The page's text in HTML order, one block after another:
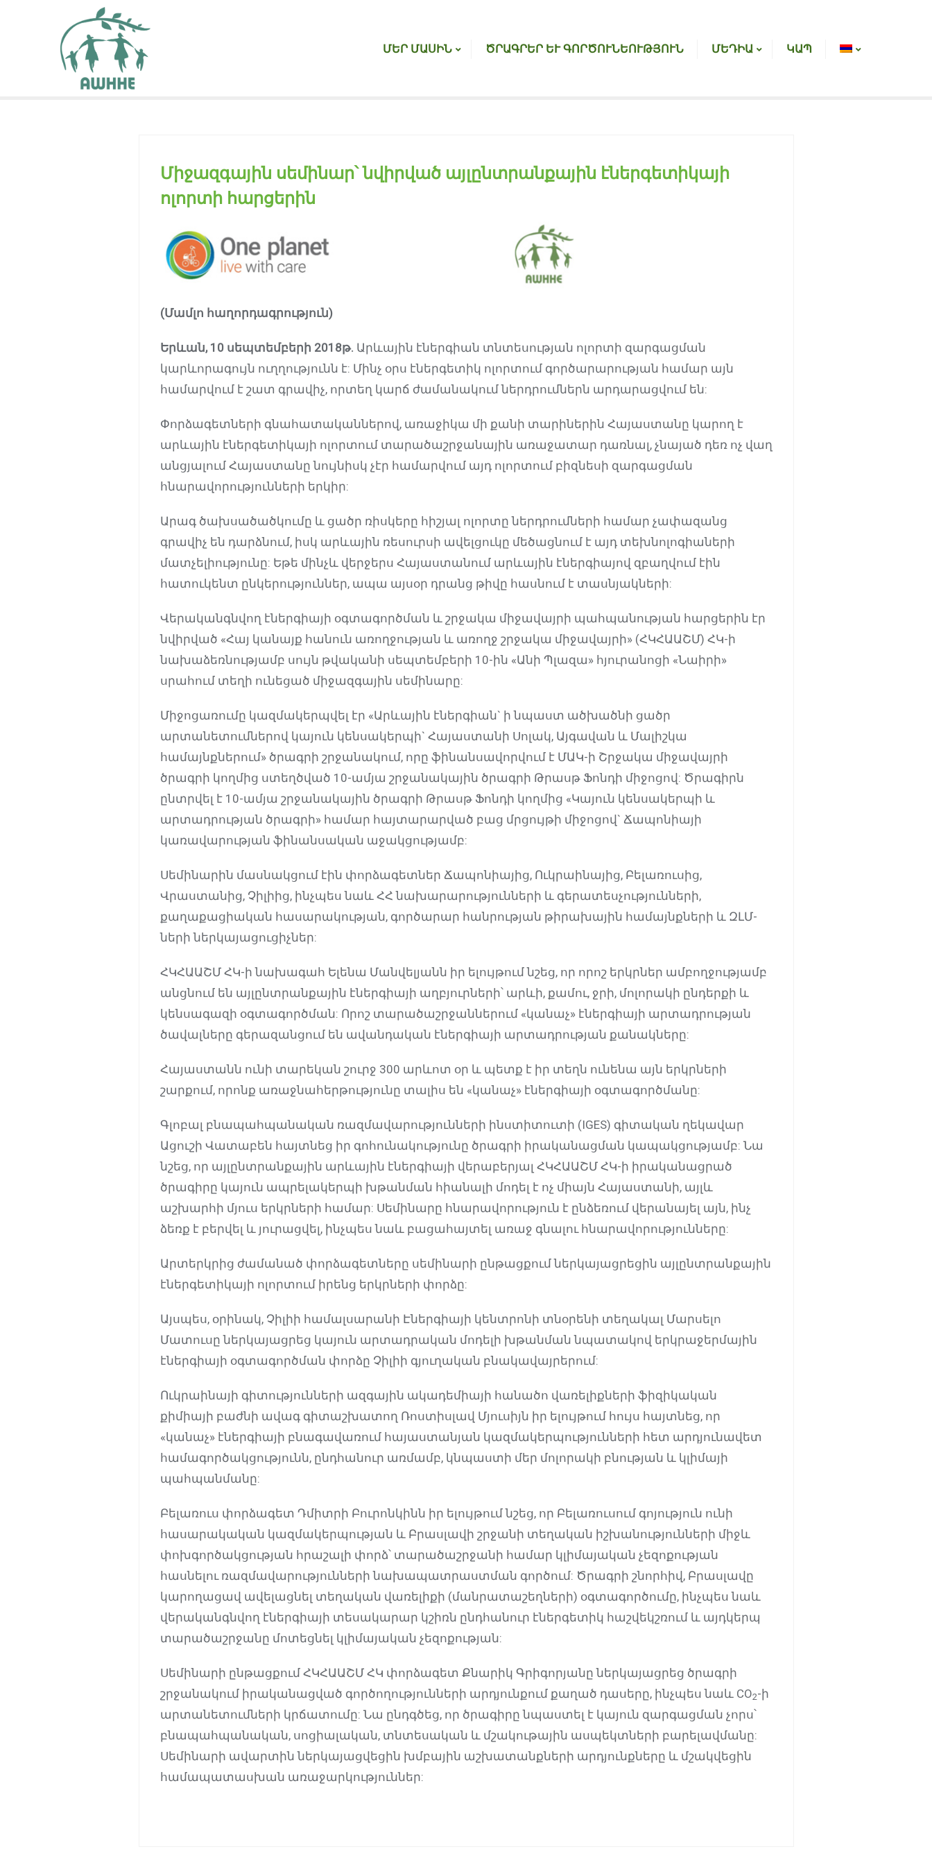
ՄԵՐ ՄԱՍԻՆ ԾՐԱԳՐԵՐ ԵՒ ԳՈՐԾՈՒՆԵՈՒԹՅՈՒՆ ՄԵԴԻԱ ԿԱՊ
Միջազգային սեմինար՝ նվիրված այլընտրանքային էներգետիկայի
ոլորտի հարցերին
(Մամլո հաղորդագրություն)
Երևան, 10 սեպտեմբերի 2018թ. Արևային էներգիան տնտեսության ոլորտի զարգացման
կարևորագույն ուղղությունն է: Մինչ օրս էներգետիկ ոլորտում գործարարության համար այն
համարվում է շատ գրավիչ, որտեղ կարճ ժամանակում ներդրումներն արդարացվում են:
Փորձագետների գնահատականներով, առաջիկա մի քանի տարիներին Հայաստանը կարող է
արևային էներգետիկայի ոլորտում տարածաշրջանային առաջատար դառնալ, չնայած դեռ ոչ վաղ
անցյալում Հայաստանը նույնիսկ չէր համարվում այդ ոլորտում բիզնեսի զարգացման
հնարավորությունների երկիր:
Արագ ծախսածածկումը և ցածր ռիսկերը հիշյալ ոլորտը ներդրումների համար չափազանց
գրավիչ են դարձնում, իսկ արևային ռեսուրսի ավելցուկը մեծացնում է այդ տեխնոլոգիաների
մատչելիությունը: Եթե մինչև վերջերս Հայաստանում արևային էներգիայով զբաղվում էին
հատուկենտ ընկերություններ, ապա այսօր դրանց թիվը հասնում է տասնյակների:
Վերականգնվող էներգիայի օգտագործման և շրջակա միջավայրի պահպանության հարցերին էր
նվիրված «Հայ կանայք հանուն առողջության և առողջ շրջակա միջավայրի» (ՀԿՀԱԱՇՄ) ՀԿ-ի
նախաձեռնությամբ սույն թվականի սեպտեմբերի 10-ին «Անի Պլազա» հյուրանոցի «Նաիրի»
սրահում տեղի ունեցած միջազգային սեմինարը:
Միջոցառումը կազմակերպվել էր «Արևային էներգիան` ի նպաստ ածխածնի ցածր
արտանետումներով կայուն կենսակերպի` Հայաստանի Սոլակ, Այգավան և Մալիշկա
համայնքներում» ծրագրի շրջանակում, որը ֆինանսավորվում է ՄԱԿ-ի Շրջակա միջավայրի
ծրագրի կողմից ստեղծված 10-ամյա շրջանակային ծրագրի Թրասթ Ֆոնդի միջոցով: Ծրագիրն
ընտրվել է 10-ամյա շրջանակային ծրագրի Թրասթ Ֆոնդի կողմից «Կայուն կենսակերպի և
արտադրության ծրագրի» համար հայտարարված բաց մրցույթի միջոցով` Ճապոնիայի
կառավարության ֆինանսական աջակցությամբ:
Սեմինարին մասնակցում էին փորձագետներ Ճապոնիայից, Ուկրաինայից, Բելառուսից,
Վրաստանից, Չիլիից, ինչպես նաև ՀՀ նախարարությունների և գերատեսչությունների,
քաղաքացիական հասարակության, գործարար հանրության թիրախային համայնքների և ԶԼՄ-
ների ներկայացուցիչներ:
ՀԿՀԱԱՇՄ ՀԿ-ի նախագահ Ելենա Մանվելյանն իր ելույթում նշեց, որ որոշ երկրներ ամբողջությամբ
անցնում են այլընտրանքային էներգիայի աղբյուրների՝ արևի, քամու, ջրի, մոլորակի ընդերքի և
կենսագազի օգտագործման: Որոշ տարածաշրջաններում «կանաչ» էներգիայի արտադրության
ծավալները գերազանցում են ավանդական էներգիայի արտադրության քանակները:
Հայաստանն ունի տարեկան շուրջ 300 արևոտ օր և պետք է իր տեղն ունենա այն երկրների
շարքում, որոնք առաջնահերթությունը տալիս են «կանաչ» էներգիայի օգտագործմանը:
Գլոբալ բնապահպանական ռազմավարությունների ինստիտուտի (IGES) գիտական ղեկավար
Ացուշի Վատաբեն հայտնեց իր գոհունակությունը ծրագրի իրականացման կապակցությամբ: Նա
նշեց, որ այլընտրանքային արևային էներգիայի վերաբերյալ ՀԿՀԱԱՇՄ ՀԿ-ի իրականացրած
ծրագիրը կայուն ապրելակերպի խթանման հիանալի մոդել է ոչ միայն Հայաստանի, այլև
աշխարհի մյուս երկրների համար: Սեմինարը հնարավորություն է ընձեռում վերանայել այն, ինչ
ձեռք է բերվել և յուրացվել, ինչպես նաև բացահայտել առաջ գնալու հնարավորությունները:
Արտերկրից ժամանած փորձագետները սեմինարի ընթացքում ներկայացրեցին այլընտրանքային
էներգետիկայի ոլորտում իրենց երկրների փորձը:
Այսպես, օրինակ, Չիլիի համալսարանի Էներգիայի կենտրոնի տնօրենի տեղակալ Մարսելո
Մատուսը ներկայացրեց կայուն արտադրական մոդելի խթանման նպատակով երկրաջերմային
էներգիայի օգտագործման փորձը Չիլիի գյուղական բնակավայրերում:
Ուկրաինայի գիտությունների ազգային ակադեմիայի հանածո վառելիքների ֆիզիկական
քիմիայի բաժնի ավագ գիտաշխատող Ռոստիսլավ Մյուսիյն իր ելույթում հույս հայտնեց, որ
«կանաչ» էներգիայի բնագավառում հայաստանյան կազմակերպությունների հետ արդյունավետ
համագործակցությունն, ընդհանուր առմամբ, կնպաստի մեր մոլորակի բնության և կլիմայի
պահպանմանը:
Բելառուս փորձագետ Դմիտրի Բուրոնկինն իր ելույթում նշեց, որ Բելառուսում գոյություն ունի
հասարակական կազմակերպության և Բրասլավի շրջանի տեղական իշխանությունների միջև
փոխգործակցության հրաշալի փորձ՝ տարածաշրջանի համար կլիմայական չեզոքության
հասնելու ռազմավարությունների նախապատրաստման գործում: Ծրագրի շնորհիվ, Բրասլավը
կարողացավ ավելացնել տեղական վառելիքի (մանրատաշեղների) օգտագործումը, ինչպես նաև
վերականգնվող էներգիայի տեսակարար կշիռն ընդհանուր էներգետիկ հաշվեկշռում և այդկերպ
տարածաշրջանը մոտեցնել կլիմայական չեզոքության:
Սեմինարի ընթացքում ՀԿՀԱԱՇՄ ՀԿ փորձագետ Քնարիկ Գրիգորյանը ներկայացրեց ծրագրի
շրջանակում իրականացված գործողությունների արդյունքում քաղած դասերը, ինչպես նաև CO2-ի
արտանետումների կրճատումը: Նա ընդգծեց, որ ծրագիրը նպաստել է կայուն զարգացման չորս՝
բնապահպանական, սոցիալական, տնտեսական և մշակութային ասպեկտների բարելավմանը:
Սեմինարի ավարտին ներկայացվեցին խմբային աշխատանքների արդյունքները և մշակվեցին
համապատասխան առաջարկություններ: